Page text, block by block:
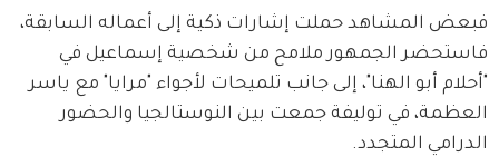
فبعض المشاهد حملت إشارات ذكية إلى أعماله السابقة،
فاستحضر الجمهور ملامح من شخصية إسماعيل في
"أحلام أبو الهنا"، إلى جانب تلميحات لأجواء "مرايا" مع ياسر
العظمة، في توليفة جمعت بين النوستالجيا والحضور
الدرامي المتجدد.